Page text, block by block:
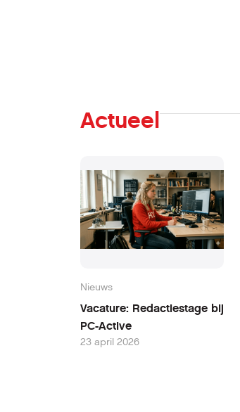
Actueel
Nieuws
Vacature: Redactiestage bij
PC-Active
23 april 2026